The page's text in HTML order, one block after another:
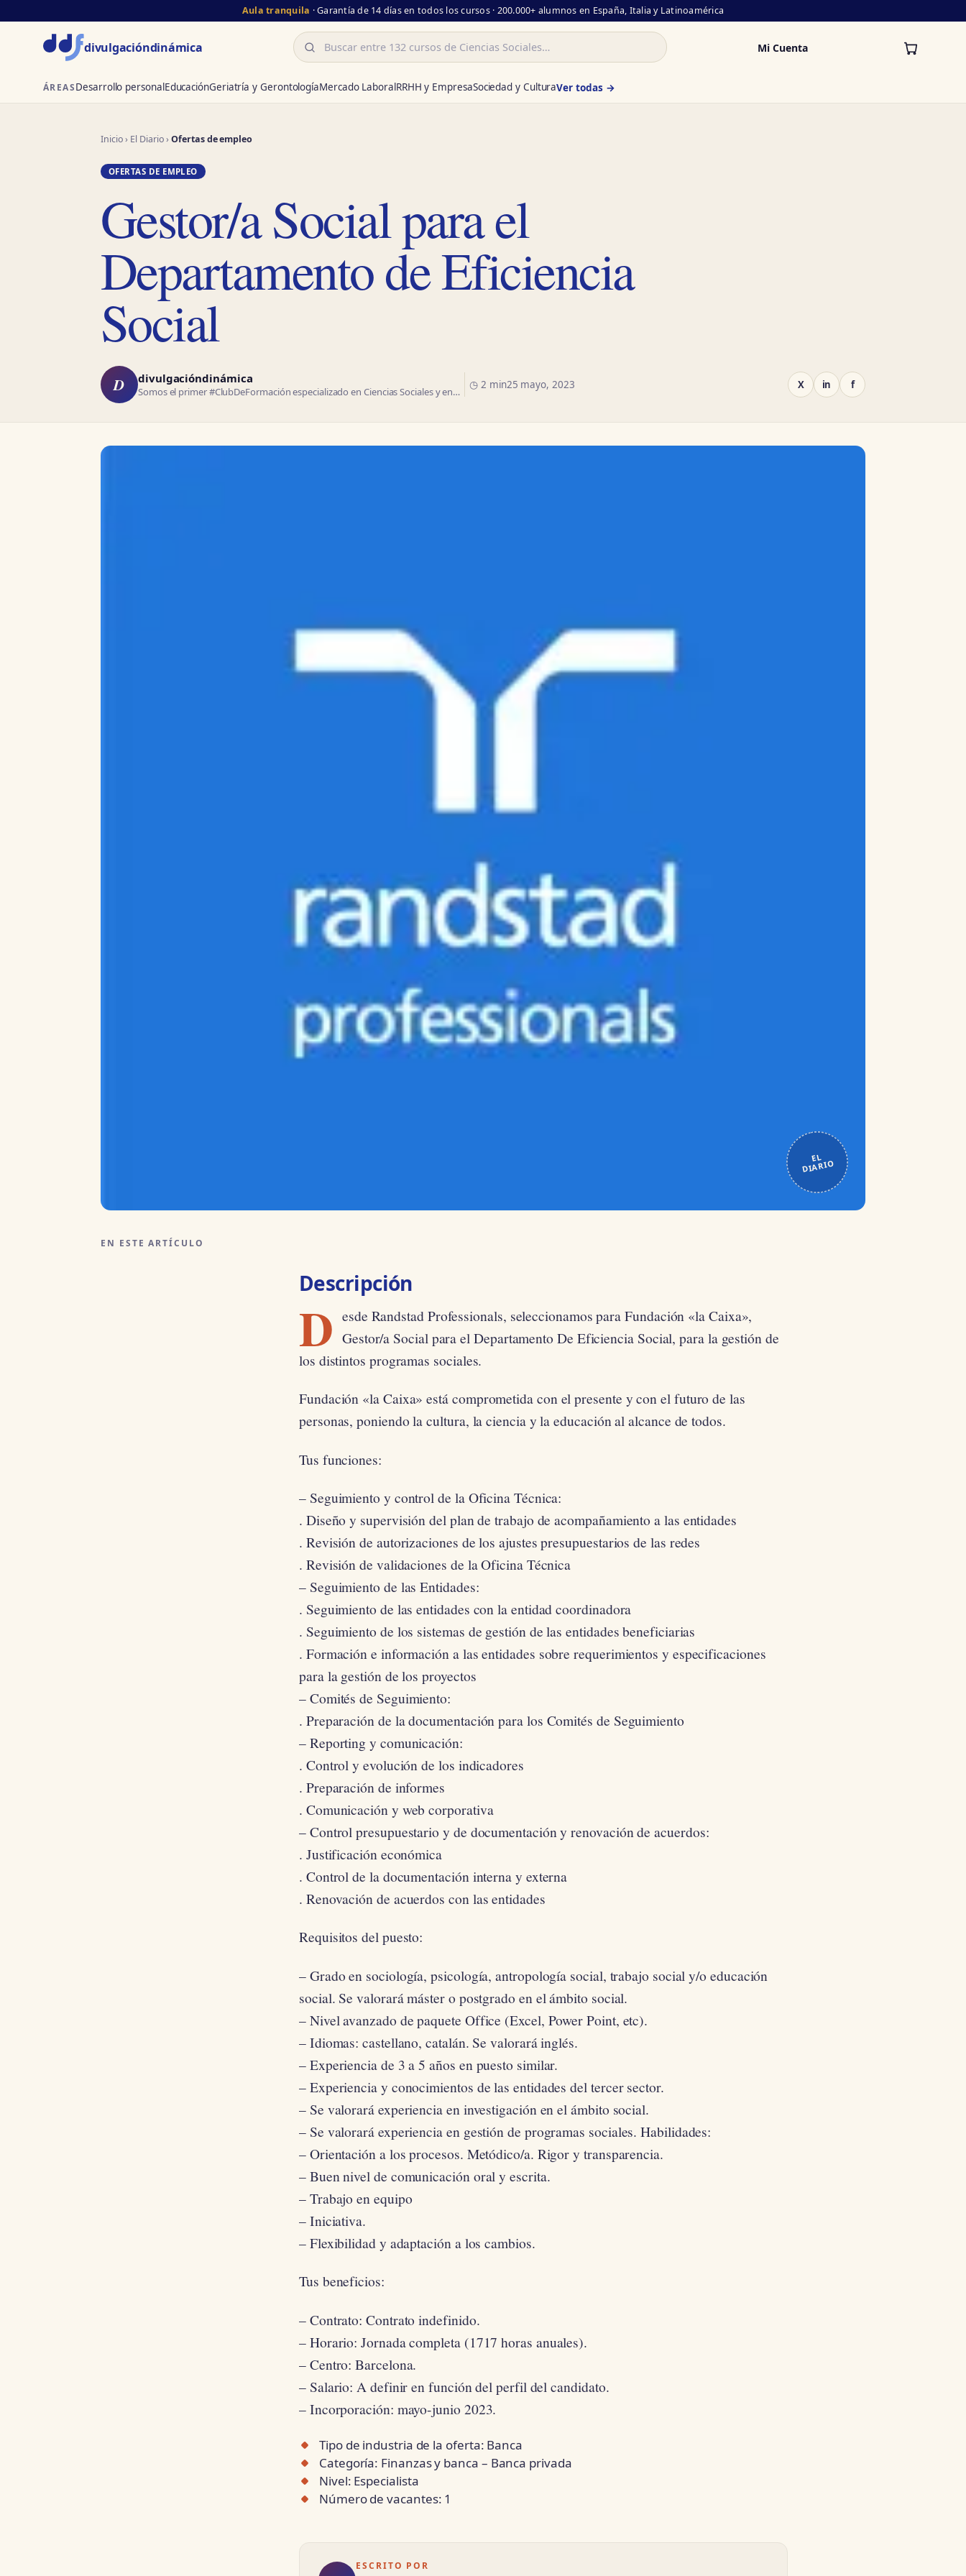
Aula tranquila · Garantía de 14 días en todos los cursos · 200.000+ alumnos en España, Italia y Latinoamérica
divulgacióndinámica Buscar Mi Cuenta
ÁREASDesarrollo personalEducaciónGeriatría y GerontologíaMercado LaboralRRHH y EmpresaSociedad y CulturaVer todas →
Inicio› El Diario›Ofertas de empleo
OFERTAS DE EMPLEO
Gestor/a Social para el
Departamento de Eficiencia
Social
D divulgacióndinámica
Somos el primer #ClubDeFormación especializado en Ciencias Sociales y en…
◷ 2 min25 mayo, 2023 X in f
EL
DIARIO
EN ESTE ARTÍCULO
Descripción
D esde Randstad Professionals, seleccionamos para Fundación «la Caixa»,
Gestor/a Social para el Departamento De Eficiencia Social, para la gestión de
los distintos programas sociales.
Fundación «la Caixa» está comprometida con el presente y con el futuro de las
personas, poniendo la cultura, la ciencia y la educación al alcance de todos.
Tus funciones:
– Seguimiento y control de la Oficina Técnica:
. Diseño y supervisión del plan de trabajo de acompañamiento a las entidades
. Revisión de autorizaciones de los ajustes presupuestarios de las redes
. Revisión de validaciones de la Oficina Técnica
– Seguimiento de las Entidades:
. Seguimiento de las entidades con la entidad coordinadora
. Seguimiento de los sistemas de gestión de las entidades beneficiarias
. Formación e información a las entidades sobre requerimientos y especificaciones
para la gestión de los proyectos
– Comités de Seguimiento:
. Preparación de la documentación para los Comités de Seguimiento
– Reporting y comunicación:
. Control y evolución de los indicadores
. Preparación de informes
. Comunicación y web corporativa
– Control presupuestario y de documentación y renovación de acuerdos:
. Justificación económica
. Control de la documentación interna y externa
. Renovación de acuerdos con las entidades
Requisitos del puesto:
– Grado en sociología, psicología, antropología social, trabajo social y/o educación
social. Se valorará máster o postgrado en el ámbito social.
– Nivel avanzado de paquete Office (Excel, Power Point, etc).
– Idiomas: castellano, catalán. Se valorará inglés.
– Experiencia de 3 a 5 años en puesto similar.
– Experiencia y conocimientos de las entidades del tercer sector.
– Se valorará experiencia en investigación en el ámbito social.
– Se valorará experiencia en gestión de programas sociales. Habilidades:
– Orientación a los procesos. Metódico/a. Rigor y transparencia.
– Buen nivel de comunicación oral y escrita.
– Trabajo en equipo
– Iniciativa.
– Flexibilidad y adaptación a los cambios.
Tus beneficios:
– Contrato: Contrato indefinido.
– Horario: Jornada completa (1717 horas anuales).
– Centro: Barcelona.
– Salario: A definir en función del perfil del candidato.
– Incorporación: mayo-junio 2023.
Tipo de industria de la oferta: Banca
Categoría: Finanzas y banca – Banca privada
Nivel: Especialista
Número de vacantes: 1
ESCRITO POR